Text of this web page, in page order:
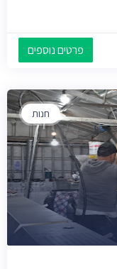
פרטים נוספים
חנות